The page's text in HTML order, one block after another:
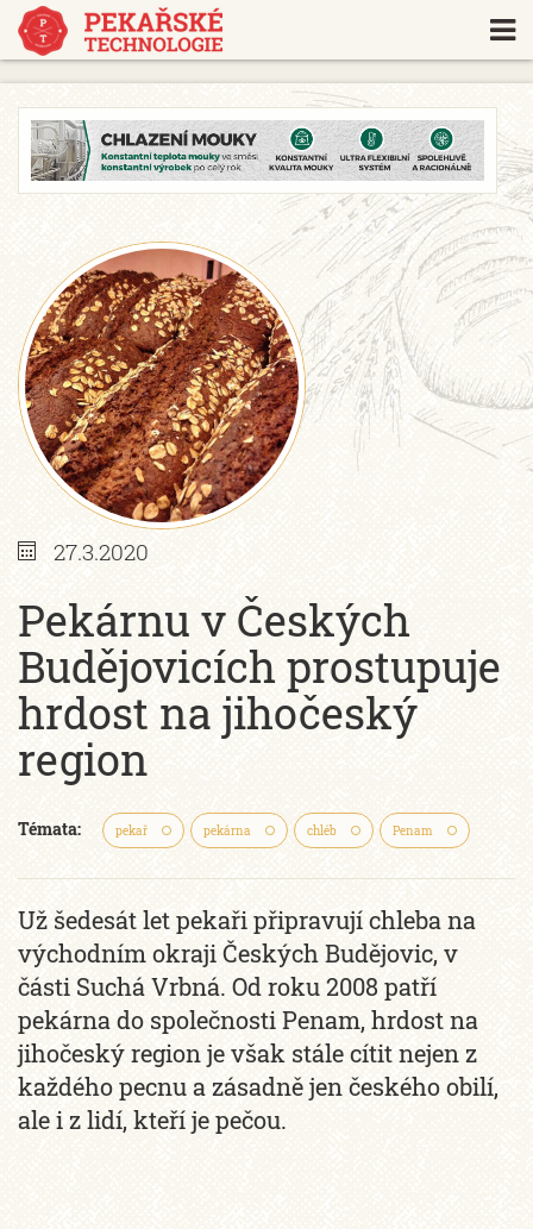
https://www.traditionrolex.com/18
27.3.2020
Pekárnu v Českých
Budějovicích prostupuje
hrdost na jihočeský
region
Témata: pekař pekárna chléb Penam
Už šedesát let pekaři připravují chleba na
východním okraji Českých Budějovic, v
části Suchá Vrbná. Od roku 2008 patří
pekárna do společnosti Penam, hrdost na
jihočeský region je však stále cítit nejen z
každého pecnu a zásadně jen českého obilí,
ale i z lidí, kteří je pečou.